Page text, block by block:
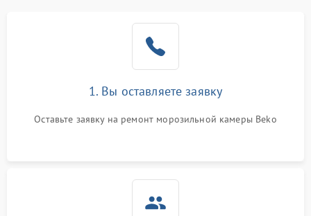
1. Вы оставляете заявку
Оставьте заявку на ремонт морозильной камеры Beko